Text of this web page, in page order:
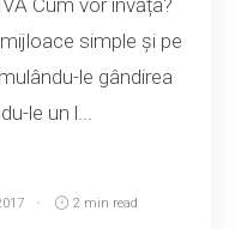
simple și pe
le gândirea
le un l...
2 min read